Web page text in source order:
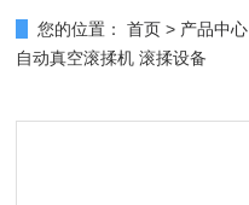
您的位置： 首页 > 产品中心
自动真空滚揉机 滚揉设备